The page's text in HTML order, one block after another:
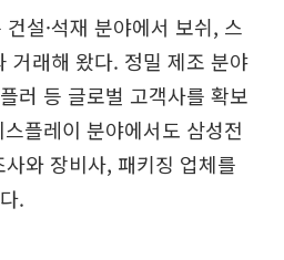
설·석재 분야에서 보쉬, 스
거래해 왔다. 정밀 제조 분야
러 등 글로벌 고객사를 확보
플레이 분야에서도 삼성전
와 장비사, 패키징 업체를
.